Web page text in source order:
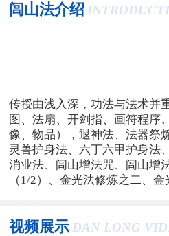
闾山法介绍
传授由浅入深，功法与法术并
图、法扇、开剑指、画符程序
像、物品），退神法、法器祭
灵兽护身法、六丁六甲护身法
消业法、闾山增法咒、闾山增
（1/2）、金光法修炼之二、金
视频展示 DAN LONG